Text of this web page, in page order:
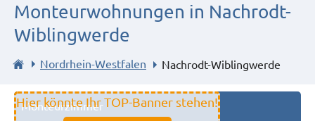
Monteurwohnungen in Nachrodt-
Wiblingwerde
Nordrhein-Westfalen Nachrodt-Wiblingwerde
Hier könnte Ihr TOP-Banner stehen!
Monteurzimmer